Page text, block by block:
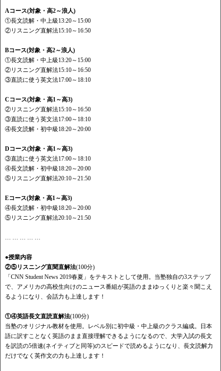
Aコース(対象・高2～浪人)
①長文読解・中上級13:20～15:00
②リスニング直解法15:10～16:50
Bコース(対象・高2～浪人)
①長文読解・中上級13:20～15:00
②リスニング直解法15:10～16:50
③直読に使う英文法17:00～18:10
Cコース(対象・高1～高3)
②リスニング直解法15:10～16:50
③直読に使う英文法17:00～18:10
④長文読解・初中級18:20～20:00
Dコース(対象・高1～高3)
③直読に使う英文法17:00～18:10
④長文読解・初中級18:20～20:00
⑤リスニング直解法20:10～21:50
Eコース(対象・高1～高3)
④長文読解・初中級18:20～20:00
⑤リスニング直解法20:10～21:50
●授業内容
②⑤リスニング直聞直解法(100分)
「CNN Student News 2019春夏」をテキストとして使用。当塾独自の3ステップ
で、アメリカの高校生向けのニュース番組が英語のままゆっくりと楽々聞こえ
るようになり、会話力も上達します！
①④英語長文直読直解法(100分)
当塾のオリジナル教材を使用。レベル別に初中級・中上級のクラス編成。日本
語に訳すことなく英語のまま直接理解できるようになるので、大学入試の長文
を訳読の5倍速(ネイティブと同等)のスピードで読めるようになり、長文読解力
だけでなく英作文の力も上達します！